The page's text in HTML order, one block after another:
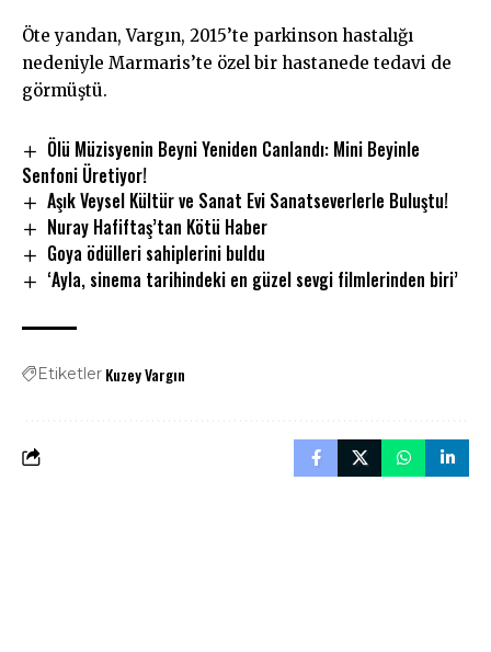
Öte yandan, Vargın, 2015’te parkinson hastalığı
nedeniyle Marmaris’te özel bir hastanede tedavi de
görmüştü.
Ölü Müzisyenin Beyni Yeniden Canlandı: Mini Beyinle
Senfoni Üretiyor!
Aşık Veysel Kültür ve Sanat Evi Sanatseverlerle Buluştu!
Nuray Hafiftaş’tan Kötü Haber
Goya ödülleri sahiplerini buldu
‘Ayla, sinema tarihindeki en güzel sevgi filmlerinden biri’
Etiketler Kuzey Vargın